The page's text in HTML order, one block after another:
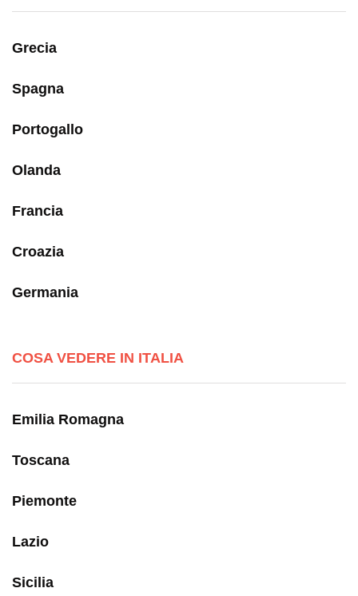
Grecia
Spagna
Portogallo
Olanda
Francia
Croazia
Germania
COSA VEDERE IN ITALIA
Emilia Romagna
Toscana
Piemonte
Lazio
Sicilia